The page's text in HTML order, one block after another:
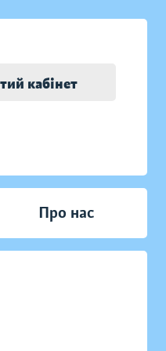
кабінет
Про нас